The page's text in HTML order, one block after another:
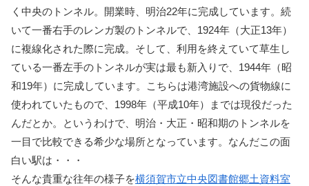
く中央のトンネル。開業時、明治22年に完成しています。続
いて一番右手のレンガ製のトンネルで、1924年（大正13年）
に複線化された際に完成。そして、利用を終えていて草生し
ている一番左手のトンネルが実は最も新入りで、1944年（昭
和19年）に完成しています。こちらは港湾施設への貨物線に
使われていたもので、1998年（平成10年）までは現役だった
んだとか。というわけで、明治・大正・昭和期のトンネルを
一目で比較できる希少な場所となっています。なんだこの面
白い駅は・・・
そんな貴重な往年の様子を横須賀市立中央図書館郷土資料室